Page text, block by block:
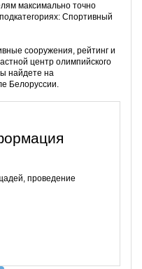
максимально точно
Спортивный
сооружения, рейтинг и
центр олимпийского
найдете на
Белоруссии.
проведение